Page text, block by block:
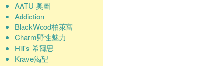
AATU 奧圖
Addiction
BlackWood柏萊富
Charm野性魅力
Hill's 希爾思
Krave渴望